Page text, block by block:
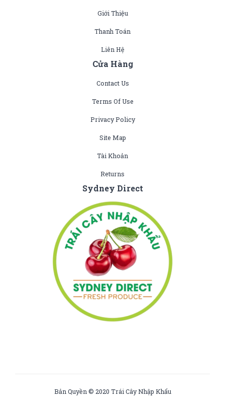
Giới Thiệu
Thanh Toán
Liên Hệ
Cửa Hàng
Contact Us
Terms Of Use
Privacy Policy
Site Map
Tài Khoản
Returns
Sydney Direct
Bản Quyền © 2020 Trái Cây Nhập Khẩu